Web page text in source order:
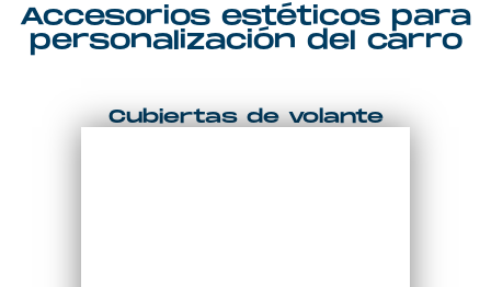
Accesorios estéticos para
personalización del carro
Cubiertas de volante